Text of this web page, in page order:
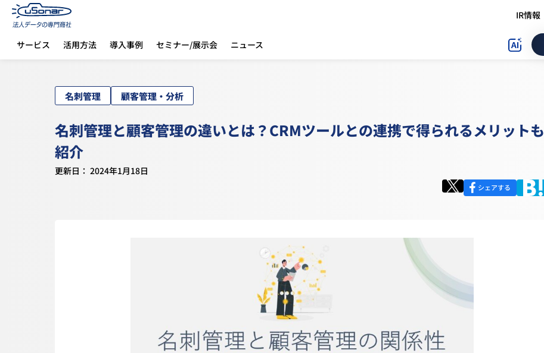
サービス 活用方法 導入事例 セミナー/展示会 ニュース
IR情報
名刺管理 顧客管理・分析
名刺管理と顧客管理の違いとは？CRMツールとの連携で得られるメリットも
紹介
更新日： 2024年1月18日
シェアする